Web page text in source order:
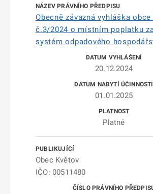
Obecně závazná vyhláška
č.3/2024 o místním poplatku
systém odpadového
20.12.2024
01.01.2025
Platné
Obec Květov
IČO: 00511480